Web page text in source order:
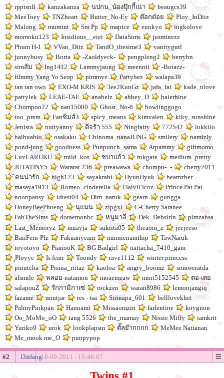
rpptsnll
kanzakanza นปกน_น้องปุ๊กกี้เน่า
beaugcs39
MeeToey
TNZheart Butter_No-Ey ด๊อกด๋อย
Ploy_InDiiz
Malong
mumint Sm Pp mapice eunkyo
ingkolove
momoku123
Insidious__eiei DataSims
jusminezz
Phum H-1
VVan_Diiz TandO_thesime3
vanitygurl
junnybusy
Borta -Zaoldyeck- pengpleng2
berrybn
simส้ม
Ing1412 Lammyjaung meenoii
-Botazz-
filmmy Yang Yo Seop
pimmyz Partybez
walapa39
tan tan owo
EXO-M KRIS 3ee2KunGz jafa_fai
kade_ulove
pattylek
LEAE-TAE anabelz abbey_D
haierhine
Chompoo22
nan15000 Ghost_No-8
bowlinggogo
too_prem
Fanซิมส์3 spicy_means kimvalen
kiky_sunshine
Jenista
nuttyanny ดีจร้า 555 Ningfairy 772542
lukkilo
baibuabio
osakaku Chinoma_nanaJUNG smilery
namizly
pond-jung
goodness Punpunch_sama Arpammy
giftmomo
LuvLARUKU
mild_kos ชบาแก้ว rukgate
medium_pretty
JUTATINY5
Wararat 236 preawawa chompu-_-
cherry2011
ิคนน่ารัก
high123 sayakrabi HyunHyuk
beamzber
masaya1913
Romeo_cinderella l3aivil3coz
Prince Pat Pat
noonpansy
idtest04 Dim_naruk gearn
gungga
HoneyBeePhueng
นุแนน zipgxl
C-Cherry Saranee
FahTheSims
doraemonbc หนูมาลี Dek_Debsirin
pimzabsa
Last_Memoryz
muayja sukrita05 theaom_z
jeejeeso
BaiiFern-Plz
Fakuanyeam minnienamthip
TawNaruk
toyotoyo
PianooK BG Badgirl
nattacha_7410_gam
ฺฺPloyye
Is fearr Toondy rave1112
winter princess
pinutcha
Pisina_riitaz kaoloa angry_boomz
somweratda
afsmile
พลอย-natamon moaemeaw mint5152545
ตอ-เตย
salapouZ
รักกามิกาเซ่ rockzen waran8986
lemonjangiq
fazame
mintjar res - tsa Sirinapa_601
belllovekhet
PalmyPinkpan
Hannami Missaomzin farlentine
koygnon
Oo_MoMo_oO
tang 5526 the_mamay Nissie Miffy
iamkrit
Yuriko9
urok lookplapsm ตั๊ลย๊ากกกก
MeMee Nattanan
Me_mook me_O
punpypop
#2 l3๏fang18-09-2011 - 15:46:07